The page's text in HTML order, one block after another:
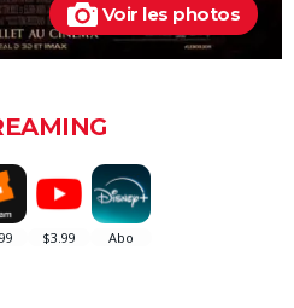
vf, critiques, bande-
quel âge voir le spin-off de
? Les critiques
Voir les photos